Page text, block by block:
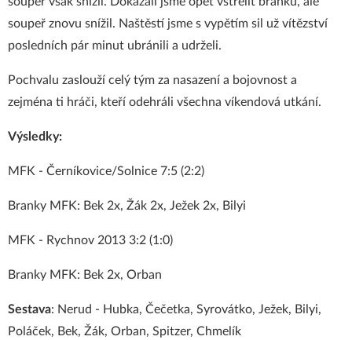
soupeř znovu snížil. Naštěstí jsme s vypětím sil už vítězství
posledních pár minut ubránili a udrželi.
Pochvalu zaslouží celý tým za nasazení a bojovnost a
zejména ti hráči, kteří odehráli všechna víkendová utkání.
Výsledky:
MFK - Černíkovice/Solnice 7:5 (2:2)
Branky MFK: Bek 2x, Žák 2x, Ježek 2x, Bilyi
MFK - Rychnov 2013 3:2 (1:0)
Branky MFK: Bek 2x, Orban
Sestava: Nerud - Hubka, Čečetka, Syrovátko, Ježek, Bilyi,
Poláček, Bek, Žák, Orban, Spitzer, Chmelík